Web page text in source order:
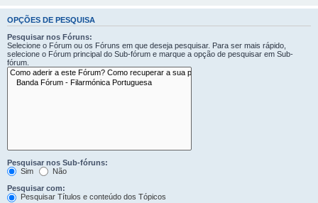
OPÇÕES DE PESQUISA
Pesquisar nos Fóruns:
Selecione o Fórum ou os Fóruns em que deseja pesquisar. Para ser mais rápido,
selecione o Fórum principal do Sub-fórum e marque a opção de pesquisar em Sub-
fórum.
Pesquisar nos Sub-fóruns:
Sim
Não
Pesquisar com:
Pesquisar Títulos e conteúdo dos Tópicos